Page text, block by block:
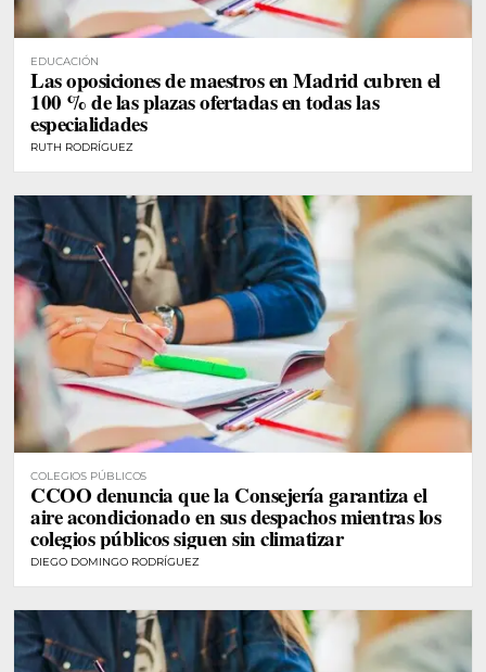
EDUCACIÓN
Las oposiciones de maestros en Madrid cubren el
100 % de las plazas ofertadas en todas las
especialidades
RUTH RODRÍGUEZ
COLEGIOS PÚBLICOS
CCOO denuncia que la Consejería garantiza el
aire acondicionado en sus despachos mientras los
colegios públicos siguen sin climatizar
DIEGO DOMINGO RODRÍGUEZ